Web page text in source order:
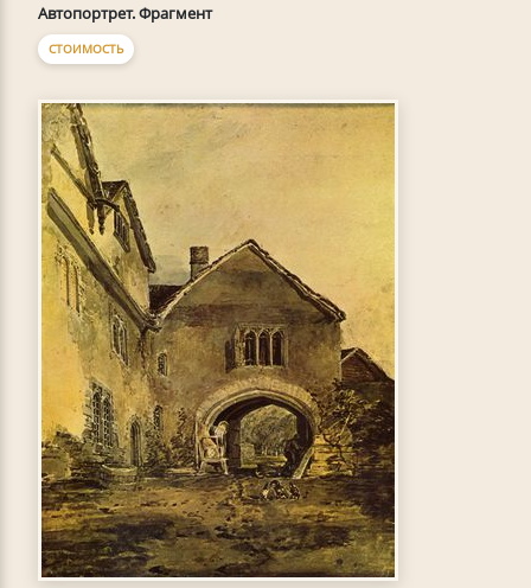
Автопортрет. Фрагмент
СТОИМОСТЬ